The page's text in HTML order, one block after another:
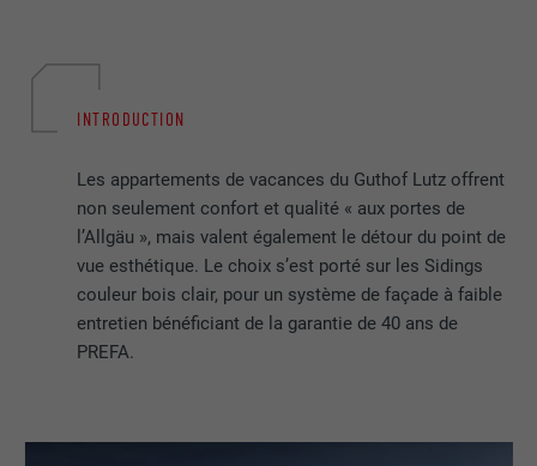
INTRODUCTION
Les appartements de vacances du Guthof Lutz offrent
non seulement confort et qualité « aux portes de
l’Allgäu », mais valent également le détour du point de
vue esthétique. Le choix s’est porté sur les Sidings
couleur bois clair, pour un système de façade à faible
entretien bénéficiant de la garantie de 40 ans de
PREFA.